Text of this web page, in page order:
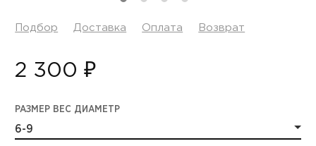
Подбор Доставка Оплата Возврат
2 300 ₽
РАЗМЕР ВЕС ДИАМЕТР
6-9